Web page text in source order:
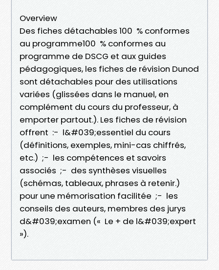
Overview
Des fiches détachables 100 % conformes
au programme100 % conformes au
programme de DSCG et aux guides
pédagogiques, les fiches de révision Dunod
sont détachables pour des utilisations
variées (glissées dans le manuel, en
complément du cours du professeur, à
emporter partout.). Les fiches de révision
offrent :- l&#039;essentiel du cours
(définitions, exemples, mini-cas chiffrés,
etc.) ;- les compétences et savoirs
associés ;- des synthèses visuelles
(schémas, tableaux, phrases à retenir.)
pour une mémorisation facilitée ;- les
conseils des auteurs, membres des jurys
d&#039;examen (« Le + de l&#039;expert
»).